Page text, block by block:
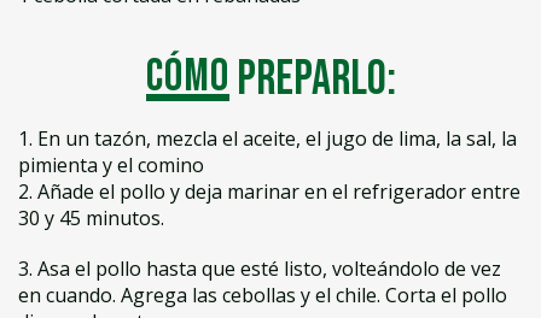
Cómopreparlo:
1. En un tazón, mezcla el aceite, el jugo de lima, la sal, la
pimienta y el comino
2. Añade el pollo y deja marinar en el refrigerador entre
30 y 45 minutos.
3. Asa el pollo hasta que esté listo, volteándolo de vez
en cuando. Agrega las cebollas y el chile. Corta el pollo